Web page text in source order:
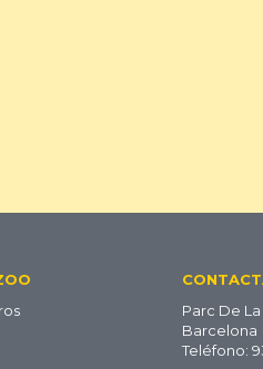
Parc De
Barcelona
Teléfono: